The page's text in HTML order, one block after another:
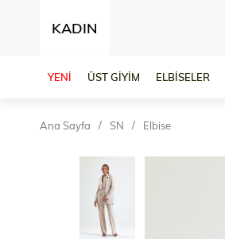
KADIN
YENİ ÜST GİYİM ELBİSELER
Ana Sayfa SN Elbise